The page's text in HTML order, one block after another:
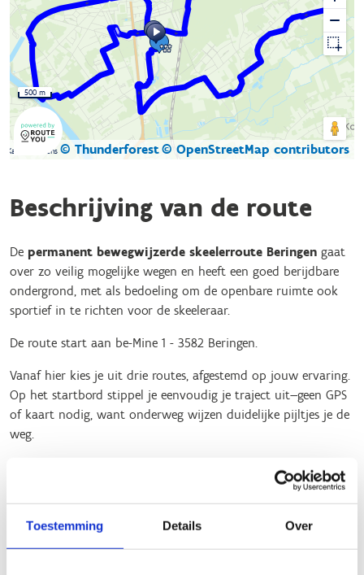
Toestemming Details Over
Kaartgegevens © Thunderforest© OpenStreetMap contributors
500 m
Beschrijving van de route
De permanent bewegwijzerde skeelerroute Beringen gaat
over zo veilig mogelijke wegen en heeft een goed berijdbare
ondergrond, met als bedoeling om de openbare ruimte ook
sportief in te richten voor de skeeleraar.
De route start aan be-Mine 1 - 3582 Beringen.
Vanaf hier kies je uit drie routes, afgestemd op jouw ervaring.
Op het startbord stippel je eenvoudig je traject uit—geen GPS
of kaart nodig, want onderweg wijzen duidelijke pijltjes je de
weg.
wil genieten.
🔵Voor gevorderden - 15 km